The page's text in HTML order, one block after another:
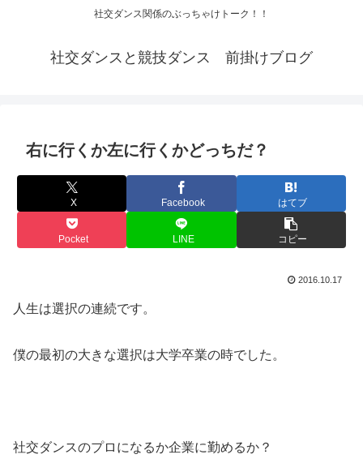
社交ダンス関係のぶっちゃけトーク！！
社交ダンスと競技ダンス 前掛けブログ
右に行くか左に行くかどっちだ？
X Facebook はてブ
Pocket LINE コピー
2016.10.17
人生は選択の連続です。
僕の最初の大きな選択は大学卒業の時でした。
社交ダンスのプロになるか企業に勤めるか？